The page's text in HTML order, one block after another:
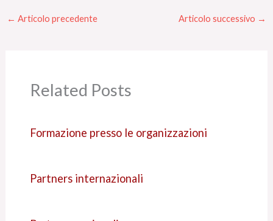
← Articolo precedente Articolo successivo →
Related Posts
Formazione presso le organizzazioni
Partners internazionali